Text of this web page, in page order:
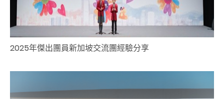
2025年傑出團員新加坡交流團經驗分享